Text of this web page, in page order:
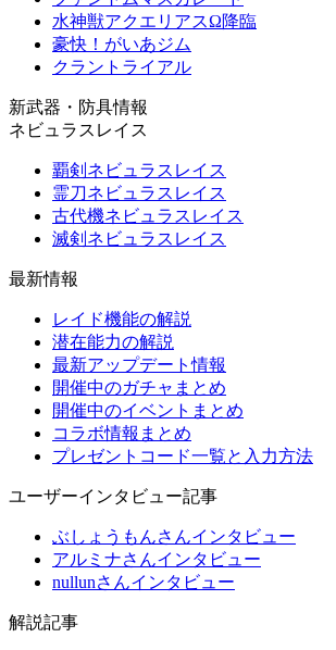
水神獣アクエリアスΩ降臨
豪快！がいあジム
クラントライアル
新武器・防具情報
ネビュラスレイス
覇剣ネビュラスレイス
霊刀ネビュラスレイス
古代機ネビュラスレイス
滅剣ネビュラスレイス
最新情報
レイド機能の解説
潜在能力の解説
最新アップデート情報
開催中のガチャまとめ
開催中のイベントまとめ
コラボ情報まとめ
プレゼントコード一覧と入力方法
ユーザーインタビュー記事
ぶしょうもんさんインタビュー
アルミナさんインタビュー
nullunさんインタビュー
解説記事